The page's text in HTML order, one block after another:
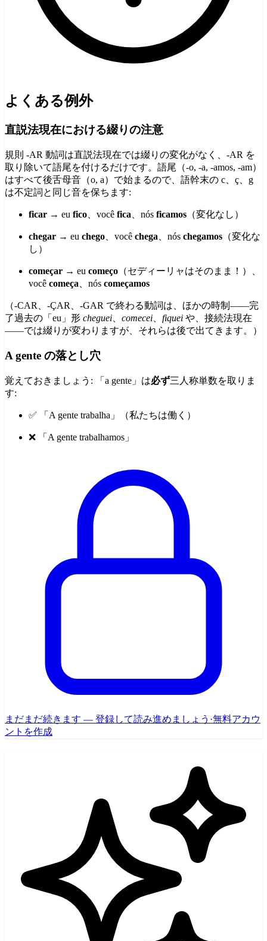
よくある例外
直説法現在における綴りの注意
規則 -AR 動詞は直説法現在では綴りの変化がなく、-AR を
取り除いて語尾を付けるだけです。語尾（-o, -a, -amos, -am）
はすべて後舌母音（o, a）で始まるので、語幹末の c、ç、g
は不定詞と同じ音を保ちます:
ficar → eu fico 、você fica 、nós ficamos （変化なし）
chegar → eu chego 、você chega 、nós chegamos （変化な
し）
começar → eu começo （セディーリャはそのまま！）、
você começa 、nós começamos
（-CAR、-ÇAR、-GAR で終わる動詞は、ほかの時制——完
了過去の「eu」形 cheguei comecei fiquei や、接続法現在
——では綴りが変わりますが、それらは後で出てきます。）
A gente の落とし穴
覚えておきましょう: 「a gente」は必ず三人称単数を取りま
す:
✅ 「A gente trabalha」（私たちは働く）
❌ 「A gente trabalhamos」
まだまだ続きます — 登録して読み進めましょう ·無料アカウ
ントを作成